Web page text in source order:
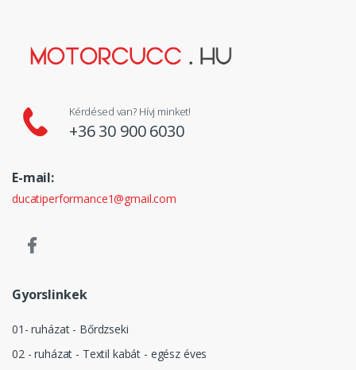
Kérdésed van? Hívj minket!
+36 30 900 6030
E-mail:
ducatiperformance1@gmail.com
Gyorslinkek
01- ruházat - Bőrdzseki
02 - ruházat - Textil kabát - egész éves